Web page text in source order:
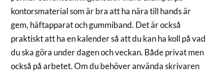
kontorsmaterial som är bra att ha nära till hands är
gem, häftapparat och gummiband. Det är också
praktiskt att ha en kalender så att du kan ha koll på vad
du ska göra under dagen och veckan. Både privat men
också på arbetet. Om du behöver använda skrivaren